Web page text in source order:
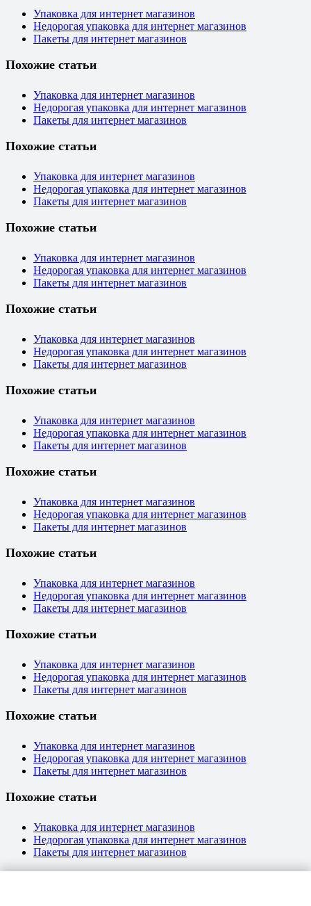
Упаковка для интернет магазинов
Недорогая упаковка для интернет магазинов
Пакеты для интернет магазинов
Похожие статьи
Упаковка для интернет магазинов
Недорогая упаковка для интернет магазинов
Пакеты для интернет магазинов
Похожие статьи
Упаковка для интернет магазинов
Недорогая упаковка для интернет магазинов
Пакеты для интернет магазинов
Похожие статьи
Упаковка для интернет магазинов
Недорогая упаковка для интернет магазинов
Пакеты для интернет магазинов
Похожие статьи
Упаковка для интернет магазинов
Недорогая упаковка для интернет магазинов
Пакеты для интернет магазинов
Похожие статьи
Упаковка для интернет магазинов
Недорогая упаковка для интернет магазинов
Пакеты для интернет магазинов
Похожие статьи
Упаковка для интернет магазинов
Недорогая упаковка для интернет магазинов
Пакеты для интернет магазинов
Похожие статьи
Упаковка для интернет магазинов
Недорогая упаковка для интернет магазинов
Пакеты для интернет магазинов
Похожие статьи
Упаковка для интернет магазинов
Недорогая упаковка для интернет магазинов
Пакеты для интернет магазинов
Похожие статьи
Упаковка для интернет магазинов
Недорогая упаковка для интернет магазинов
Пакеты для интернет магазинов
Похожие статьи
Упаковка для интернет магазинов
Недорогая упаковка для интернет магазинов
Пакеты для интернет магазинов